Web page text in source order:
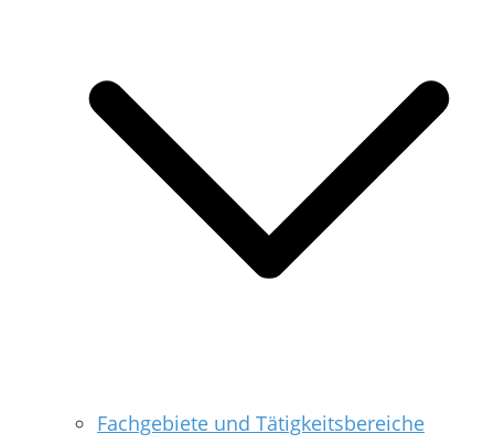
Fachgebiete und Tätigkeitsbereiche